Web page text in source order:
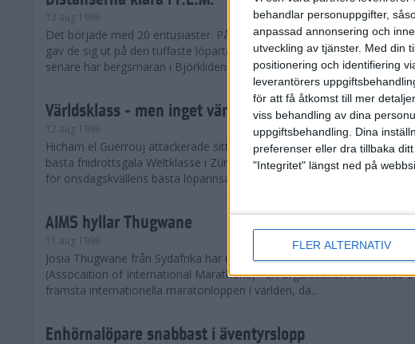
behandlar personuppgifter,
anpassad annonsering och
utveckling av tjänster. Med din
positionering och identifiering
leverantörers
för att få åtkomst till mer
viss behandling av dina
uppgiftsbehandling. Dina
preferenser eller dra tillbaka
"Integritet" längst ned på
FLER ALTERNATIV
13 aug 1998
Det började med 20 entusiaster. Påhejade av intiativtagaren Erik
gav de sig ut på den tuffaste löpartävlingen som ordnats i Sverige. Fyra
senare har bergsmaran i Björkliden blivit stor...
Världsklass - men inget världsrekord
12 aug 1998
Hicham el Guerrouj attackerade sitt eget färska världsrekord vid
bästa friidrottsgala Weltklasse i Zürich. Den elegante marockanen
för onsdagskvällens bästa löparinsats när han överl...
AIMS hyllar Thugwane
11 aug 1998
Josia Thugwane från Sydafrika har utsetts till årets långlöpare av AIMS
(Assocaition of International Marathons) - en organisation bestående
främsta internationella maratonloppen i världen, dä...
Enhörnalöpare snabbast i äventyrslopp